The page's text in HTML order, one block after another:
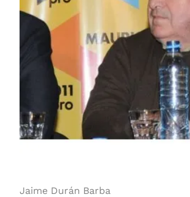
Jaime Durán Barba